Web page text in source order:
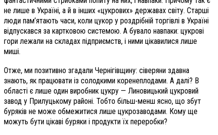
не лише в Україні, а й в інших «цукрових» державах світу. Старші
люди пам’ятають часи, коли цукор у роздрібній торгівлі в Україні
відпускався за картковою системою. А бувало навпаки: цукрові
гори лежали на складах підприємств, і ними цікавилися лише
миші.
Отже, ми позитивно згадали Чернігівщину: сіверяни здавна
знають, як працювати із солодкими коренеплодами. А далі? В
області є лише один виробник цукру — Линовицький цукровий
завод у Прилуцькому районі. Тобто більш-менш ясно, що збут
буряків не може обмежитися лише цукрозаводами. Кому ще
можуть бути цікаві буряки і продукти їх переробки?